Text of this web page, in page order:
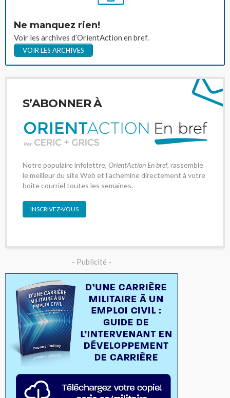
Ne manquez rien!
Voir les archives d’OrientAction en bref.
VOIR LES ARCHIVES
S’ABONNER À
Notre populaire infolettre, OrientAction En bref, rassemble
le meilleur du site Web et l'achemine directement à votre
boîte courriel toutes les semaines.
INSCRIVEZ-VOUS
- Publicité -